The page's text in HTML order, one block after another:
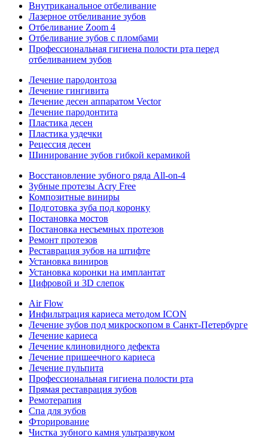
Внутриканальное отбеливание
Лазерное отбеливание зубов
Отбеливание Zoom 4
Отбеливание зубов с пломбами
Профессиональная гигиена полости рта перед
отбеливанием зубов
Лечение пародонтоза
Лечение гингивита
Лечение десен аппаратом Vector
Лечение пародонтита
Пластика десен
Пластика уздечки
Рецессия десен
Шинирование зубов гибкой керамикой
Восстановление зубного ряда All‑on‑4
Зубные протезы Acry Free
Композитные виниры
Подготовка зуба под коронку
Постановка мостов
Постановка несъемных протезов
Ремонт протезов
Реставрация зубов на штифте
Установка виниров
Установка коронки на имплантат
Цифровой и 3D слепок
Air Flow
Инфильтрация кариеса методом ICON
Лечение зубов под микроскопом в Санкт-Петербурге
Лечение кариеса
Лечение клиновидного дефекта
Лечение пришеечного кариеса
Лечение пульпита
Профессиональная гигиена полости рта
Прямая реставрация зубов
Ремотерапия
Спа для зубов
Фторирование
Чистка зубного камня ультразвуком